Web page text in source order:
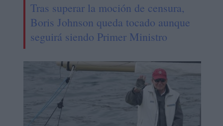
Tras superar la moción de censura,
Boris Johnson queda tocado aunque
seguirá siendo Primer Ministro